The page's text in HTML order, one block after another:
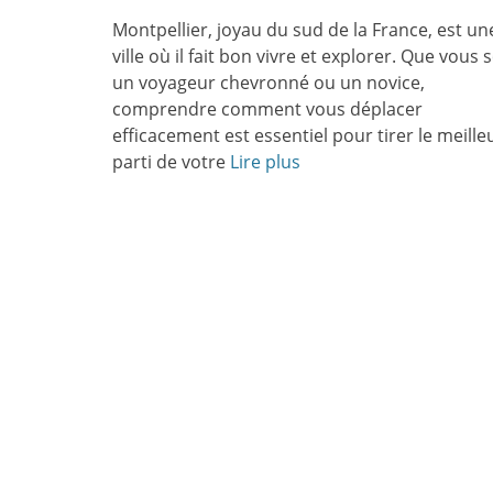
Montpellier, joyau du sud de la France, est
ville où il fait bon vivre et explorer. Que vous
un voyageur chevronné ou un novice,
comprendre comment vous déplacer
efficacement est essentiel pour tirer le
parti de votre Lire plus